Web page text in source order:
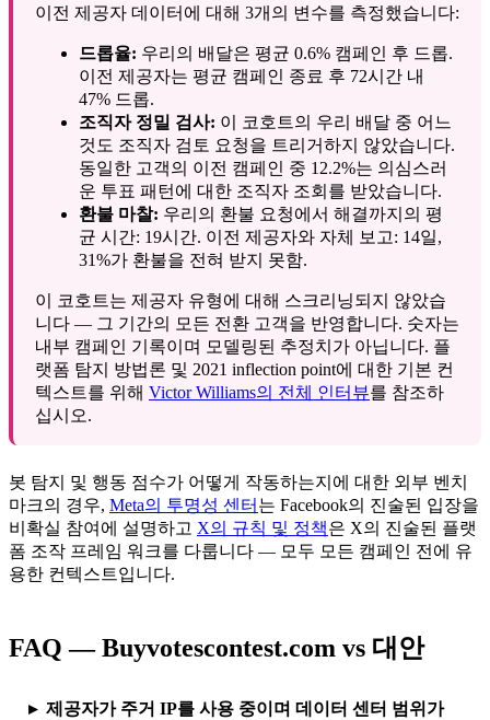
이전 제공자 데이터에 대해 3개의 변수를 측정했습니다:
드롭율: 우리의 배달은 평균 0.6% 캠페인 후 드롭.
이전 제공자는 평균 캠페인 종료 후 72시간 내
47% 드롭.
조직자 정밀 검사: 이 코호트의 우리 배달 중 어느
것도 조직자 검토 요청을 트리거하지 않았습니다.
동일한 고객의 이전 캠페인 중 12.2%는 의심스러
운 투표 패턴에 대한 조직자 조회를 받았습니다.
환불 마찰: 우리의 환불 요청에서 해결까지의 평
균 시간: 19시간. 이전 제공자와 자체 보고: 14일,
31%가 환불을 전혀 받지 못함.
이 코호트는 제공자 유형에 대해 스크리닝되지 않았습
니다 — 그 기간의 모든 전환 고객을 반영합니다. 숫자는
내부 캠페인 기록이며 모델링된 추정치가 아닙니다. 플
랫폼 탐지 방법론 및 2021 inflection point에 대한 기본 컨
텍스트를 위해 Victor Williams의 전체 인터뷰를 참조하
십시오.
봇 탐지 및 행동 점수가 어떻게 작동하는지에 대한 외부 벤치
마크의 경우, Meta의 투명성 센터 는 Facebook의 진술된 입장을
비확실 참여에 설명하고 X의 규칙 및 정책은 X의 진술된 플랫
폼 조작 프레임 워크를 다룹니다 — 모두 모든 캠페인 전에 유
용한 컨텍스트입니다.
FAQ — Buyvotescontest.com vs 대안
제공자가 주거 IP를 사용 중이며 데이터 센터 범위가